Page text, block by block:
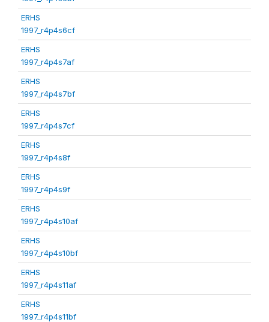
ERHS
1997_r4p4s6cf
ERHS
1997_r4p4s7af
ERHS
1997_r4p4s7bf
ERHS
1997_r4p4s7cf
ERHS
1997_r4p4s8f
ERHS
1997_r4p4s9f
ERHS
1997_r4p4s10af
ERHS
1997_r4p4s10bf
ERHS
1997_r4p4s11af
ERHS
1997_r4p4s11bf